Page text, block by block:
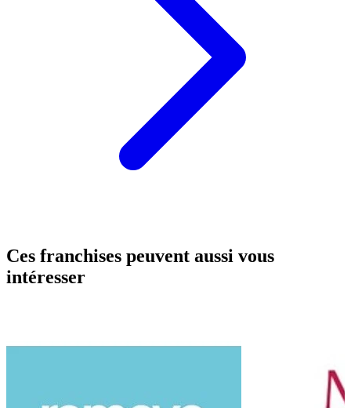
Ces franchises peuvent aussi vous
intéresser